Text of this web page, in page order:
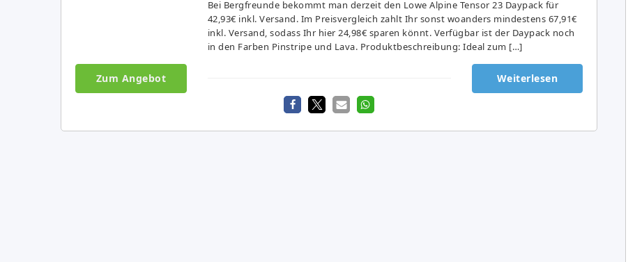
Bei Bergfreunde bekommt man derzeit den Lowe Alpine Tensor 23 Daypack für
42,93€ inkl. Versand. Im Preisvergleich zahlt Ihr sonst woanders mindestens 67,91€
inkl. Versand, sodass Ihr hier 24,98€ sparen könnt. Verfügbar ist der Daypack noch
in den Farben Pinstripe und Lava. Produktbeschreibung: Ideal zum […]
Zum Angebot Weiterlesen